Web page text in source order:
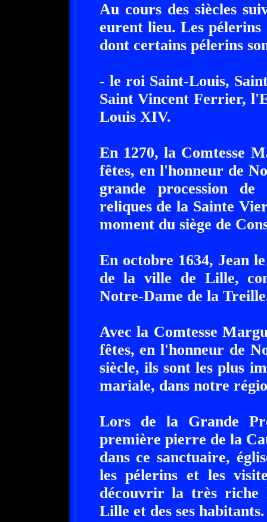
Au cours des siècles
eurent lieu. Les
dont certains pélerins
- le roi Saint-Louis,
Saint Vincent Ferrier,
Louis XIV.
En 1270, la Comtesse
fêtes, en l'honneur de
grande procession
reliques de la Sainte
moment du siège de
En octobre 1634, Jean
de la ville de Lille,
Notre-Dame de la
Avec la Comtesse
fêtes, en l'honneur de
siècle, ils sont les plus
mariale, dans notre
Lors de la Grande
première pierre de la
dans ce sanctuaire,
les pélerins et les
découvrir la très riche
Lille et des ses habitants.